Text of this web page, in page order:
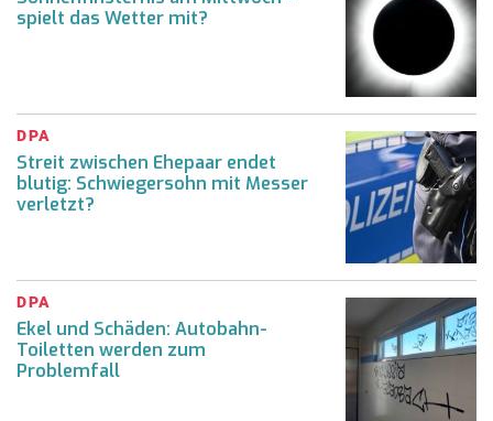
spielt das Wetter mit?
DPA
Streit zwischen Ehepaar endet
blutig: Schwiegersohn mit Messer
verletzt?
DPA
Ekel und Schäden: Autobahn-
Toiletten werden zum
Problemfall